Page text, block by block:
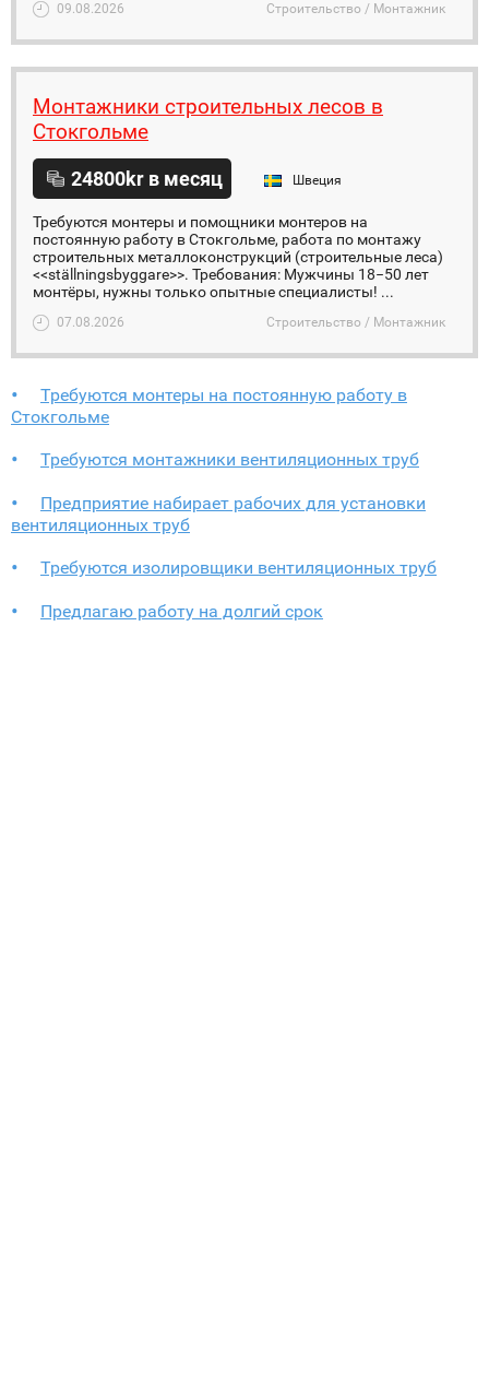
09.08.2026 Строительство / Монтажник
Монтажники строительных лесов в
Стокгольме
24800kr в месяц Швеция
Требуются монтеры и помощники монтеров на
постоянную работу в Стокгольме, работа по монтажу
строительных металлоконструкций (строительные леса)
<<ställningsbyggare>>. Требования: Мужчины 18−50 лет
монтёры, нужны только опытные специалисты! ...
07.08.2026 Строительство / Монтажник
Требуются монтеры на постоянную работу в
Стокгольме
Требуются монтажники вентиляционных труб
Предприятие набирает рабочих для установки
вентиляционных труб
Требуются изолировщики вентиляционных труб
Предлагаю работу на долгий срок